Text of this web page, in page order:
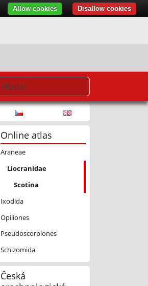
Online atlas
Araneae
Liocranidae
Scotina
Ixodida
Opiliones
Pseudoscorpiones
Schizomida
Česká
Disallow cookies
Allow cookies